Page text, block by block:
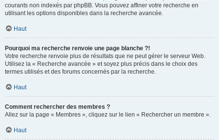
courants non indexés par phpBB. Vous pouvez affiner votre recherche en
utilisant les options disponibles dans la recherche avancée.
Haut
Pourquoi ma recherche renvoie une page blanche ?!
Votre recherche renvoie plus de résultats que ne peut gérer le serveur Web.
Utilisez la « Recherche avancée » et soyez plus précis dans le choix des
termes utilisés et des forums concernés par la recherche.
Haut
Comment rechercher des membres ?
Allez sur la page « Membres », cliquez sur le lien « Rechercher un membre ».
Haut